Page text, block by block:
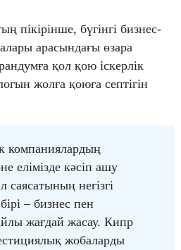
пікірінше, бүгінгі бизнес-
арасындағы өзара
қол қою іскерлік
жолға қоюға септігін
компаниялардың
елімізде кәсіп ашу
негізгі
– бизнес пен
жағдай жасау. Кипр
жобаларды